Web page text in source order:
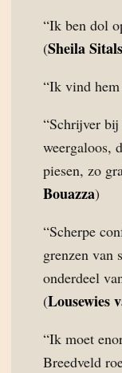
“Ik ben dol
(Sheila
“Ik vind
“Schrijver
weergaloos,
piesen, zo
Bouazza)
“Scherpe
grenzen van
onderdeel
(Lousewies
“Ik moet
Breedveld